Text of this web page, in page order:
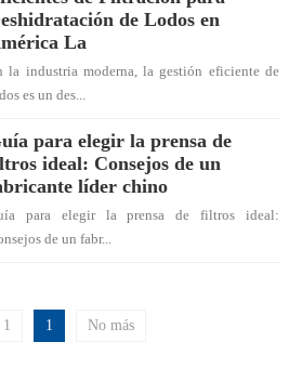
de Lodos en
La
la industria moderna, la gestión eficiente de
es un des...
para elegir la prensa de
ideal: Consejos de un
líder chino
para elegir la prensa de filtros ideal:
de un fabr...
1 1 No más